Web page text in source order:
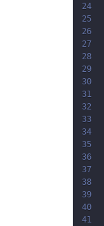
24
25
26
27
28
29
30
31
32
33
34
35
36
37
38
39
40
41